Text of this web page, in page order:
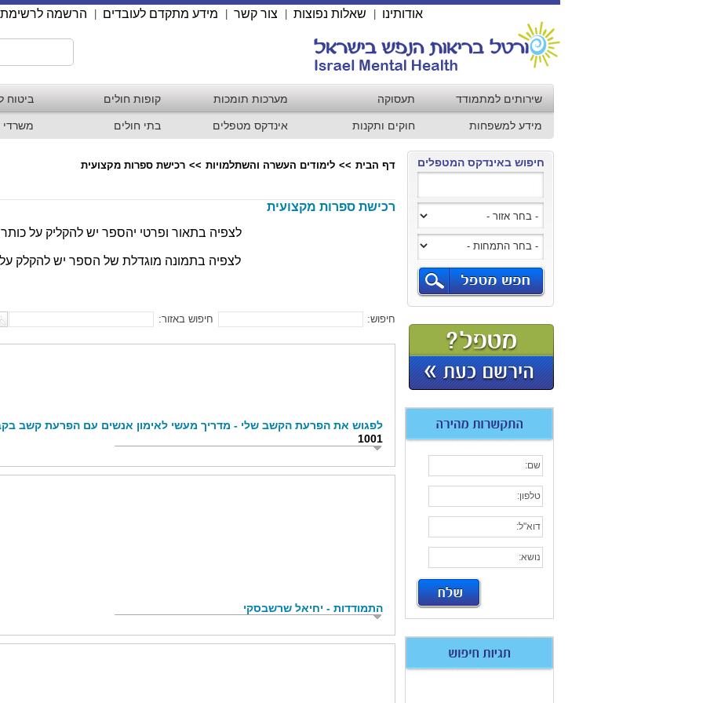
אודותינו שאלות נפוצות צור קשר מידע מתקדם לעובדים הרשמה
שירותים למתמודד תעסוקה מערכות תומכות קופות חולים ביטוח
מידע למשפחות חוקים ותקנות אינדקס מטפלים בתי חולים
חיפוש באינדקס המטפלים דף הבית >> לימודים העשרה והשתלמויות >> רכישת ספרות מקצועית
רכישת ספרות מקצועית
לצפיה בתאור ופרטי יהספר יש להקליק על
לצפיה בתמונה מוגדלת של הספר יש להקלק
חיפוש: חיפוש באזור:
לפגוש את הפרעת הקשב שלי - מדריך מעשי לאימון אנשים עם הפרעת קשב
1001
התמודדות - יחיאל שרשבסקי